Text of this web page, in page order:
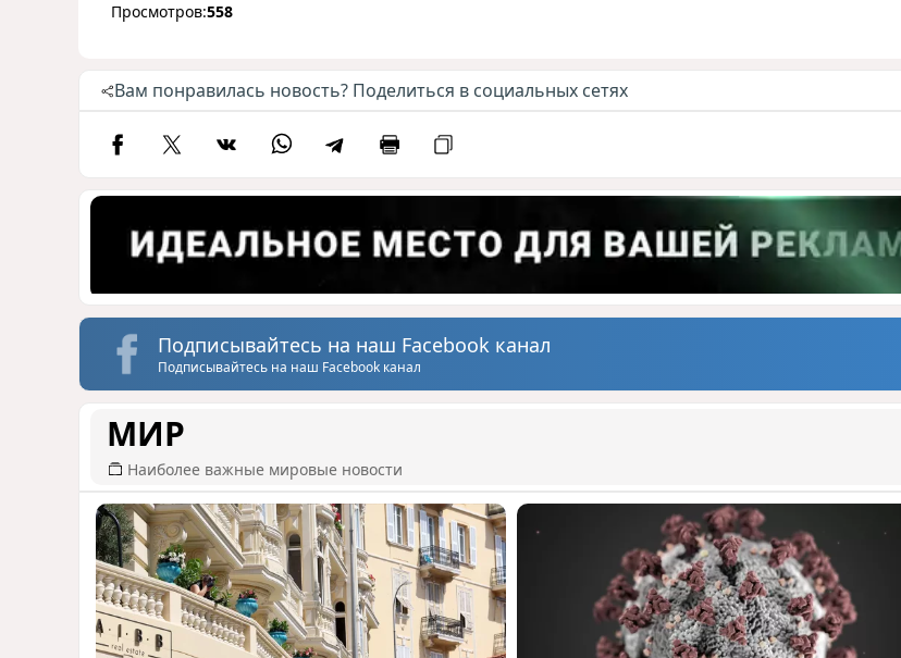
Просмотров:558
Вам понравилась новость? Поделиться в социальных сетях
Подписывайтесь на наш Facebook канал
Подписывайтесь на наш Facebook канал
МИР
Наиболее важные мировые новости